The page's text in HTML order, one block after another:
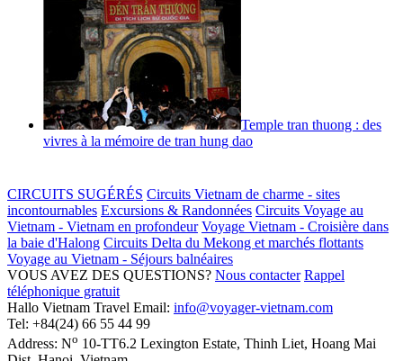
Temple tran thuong : des
vivres à la mémoire de tran hung dao
CIRCUITS SUGÉRÉS Circuits Vietnam de charme - sites
incontournables Excursions & Randonnées Circuits Voyage au
Vietnam - Vietnam en profondeur Voyage Vietnam - Croisière dans
la baie d'Halong Circuits Delta du Mekong et marchés flottants
Voyage au Vietnam - Séjours balnéaires
VOUS AVEZ DES QUESTIONS? Nous contacter Rappel
téléphonique gratuit
Hallo Vietnam Travel Email: info@voyager-vietnam.com
Tel: +84(24) 66 55 44 99
Address: No 10-TT6.2 Lexington Estate, Thinh Liet, Hoang Mai